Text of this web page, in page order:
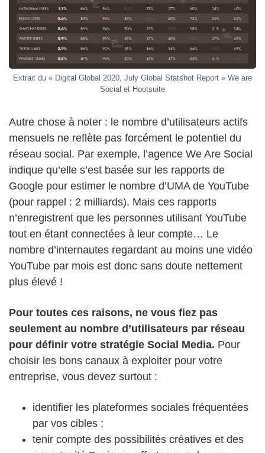
Extrait du « Digital Global 2020, July Global Statshot Report » We are
Social et Hootsuite
Autre chose à noter : le nombre d’utilisateurs actifs
mensuels ne reflète pas forcément le potentiel du
réseau social. Par exemple, l’agence We Are Social
indique qu’elle s’est basée sur les rapports de
Google pour estimer le nombre d’UMA de YouTube
(pour rappel : 2 milliards). Mais ces rapports
n’enregistrent que les personnes utilisant YouTube
tout en étant connectées à leur compte… Le
nombre d’internautes regardant au moins une vidéo
YouTube par mois est donc sans doute nettement
plus élevé !
Pour toutes ces raisons, ne vous fiez pas
seulement au nombre d’utilisateurs par réseau
pour définir votre stratégie Social Media. Pour
choisir les bons canaux à exploiter pour votre
entreprise, vous devez surtout :
identifier les plateformes sociales fréquentées
par vos cibles ;
tenir compte des possibilités créatives et des